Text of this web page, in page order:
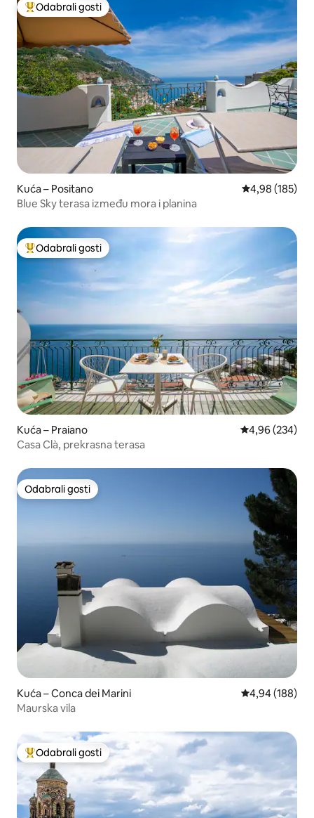
Među najviše rangiranima s oznakom „Odabrali gosti”
Odabrali gosti
Kuća – Positano Prosječna
4,98 (185)
Blue Sky terasa između mora i planina
Među najviše rangiranima s oznakom „Odabrali gosti”
Odabrali gosti
Kuća – Praiano Prosječna
4,96 (234)
Casa Clà, prekrasna terasa
Odabrali gosti
Odabrali gosti
Kuća – Conca dei Marini Prosječna
4,94 (188)
Maurska vila
Među najviše rangiranima s oznakom „Odabrali gosti”
Odabrali gosti